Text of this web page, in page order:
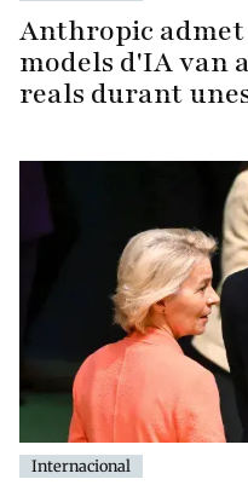
Anthropic admet
models d'IA van
reals durant
Internacional